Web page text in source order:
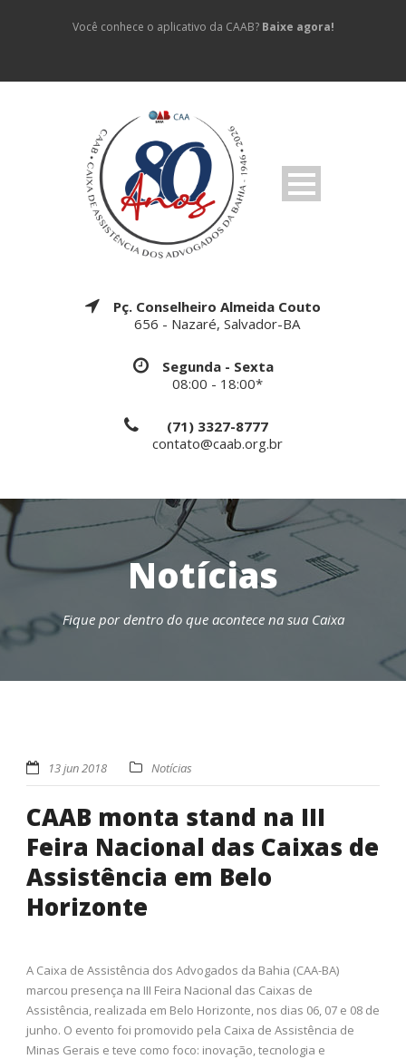
Você conhece o aplicativo da CAAB? Baixe agora!
Pç. Conselheiro Almeida Couto
656 - Nazaré, Salvador-BA
Segunda - Sexta
08:00 - 18:00*
(71) 3327-8777
contato@caab.org.br
Notícias
Fique por dentro do que acontece na sua Caixa
13 jun 2018 Notícias
CAAB monta stand na III
Feira Nacional das Caixas de
Assistência em Belo
Horizonte
A Caixa de Assistência dos Advogados da Bahia (CAA-BA)
marcou presença na III Feira Nacional das Caixas de
Assistência, realizada em Belo Horizonte, nos dias 06, 07 e 08 de
junho. O evento foi promovido pela Caixa de Assistência de
Minas Gerais e teve como foco: inovação, tecnologia e